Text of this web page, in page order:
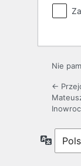
Nie
←
Język